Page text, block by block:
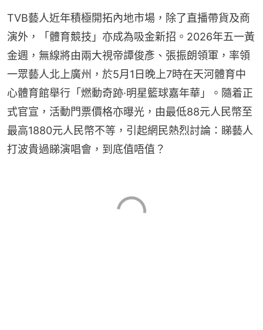
TVB藝人近年積極開拓內地市場，除了直播帶貨及商
演外，「體育競技」亦成為吸金新招。2026年五一黃
金週，無線將由兩大視帝譚俊彥、張振朗領軍，率領
一眾藝人北上廣州，於5月1日晚上7時在天河體育中
心體育館舉行「燃動奇跡·明星籃球嘉年華」。隨着正
式官宣，活動門票價格亦曝光，由最低88元人民幣至
最高1880元人民幣不等，引起網民熱烈討論：睇藝人
打波貴過睇演唱會，到底值唔值？